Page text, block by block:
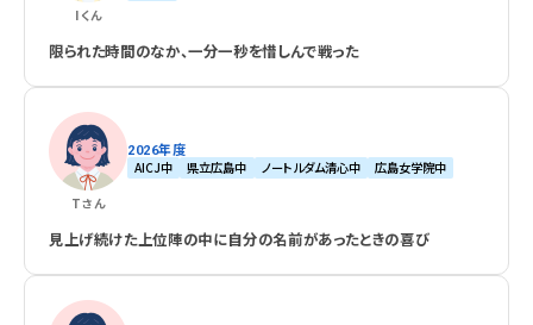
I くん
限られた時間のなか、一分一秒を惜しんで戦った
Tさん
2026年度
AICJ中 県立広島中 ノートルダム清心中 広島女学院中
見上げ続けた上位陣の中に自分の名前があったときの喜び